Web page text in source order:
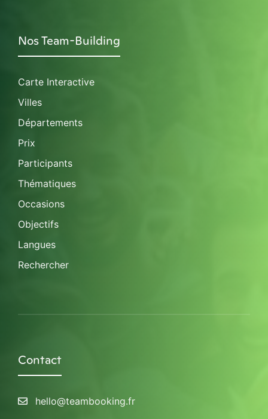
Nos Team-Building
Carte Interactive
Villes
Départements
Prix
Participants
Thématiques
Occasions
Objectifs
Langues
Rechercher
Contact
hello@teambooking.fr